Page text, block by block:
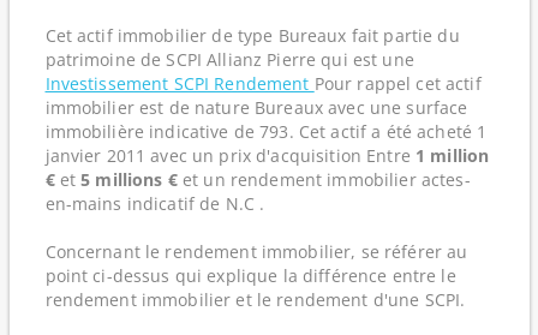
Cet actif immobilier de type Bureaux fait partie du
patrimoine de SCPI Allianz Pierre qui est une
Investissement SCPI Rendement Pour rappel cet actif
immobilier est de nature Bureaux avec une surface
immobilière indicative de 793. Cet actif a été acheté 1
janvier 2011 avec un prix d'acquisition Entre 1 million
€et5 millions €et un rendement immobilier actes-
en-mains indicatif de N.C .
Concernant le rendement immobilier, se référer au
point ci-dessus qui explique la différence entre le
rendement immobilier et le rendement d'une SCPI.